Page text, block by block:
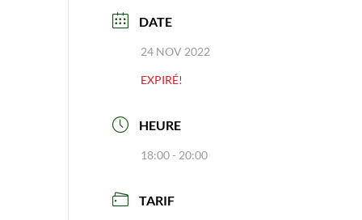
DATE
24 NOV 2022
EXPIRÉ!
HEURE
18:00 - 20:00
TARIF